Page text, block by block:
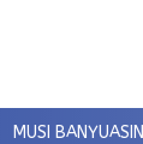
MUSI BANYUASIN